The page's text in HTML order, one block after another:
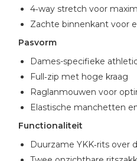
4‑way stretch voor
Zachte binnenkant voor
Pasvorm
Dames-specifieke
Full‑zip met hoge kraag
Raglanmouwen voor
Elastische manchetten
Functionaliteit
Duurzame YKK‑rits over